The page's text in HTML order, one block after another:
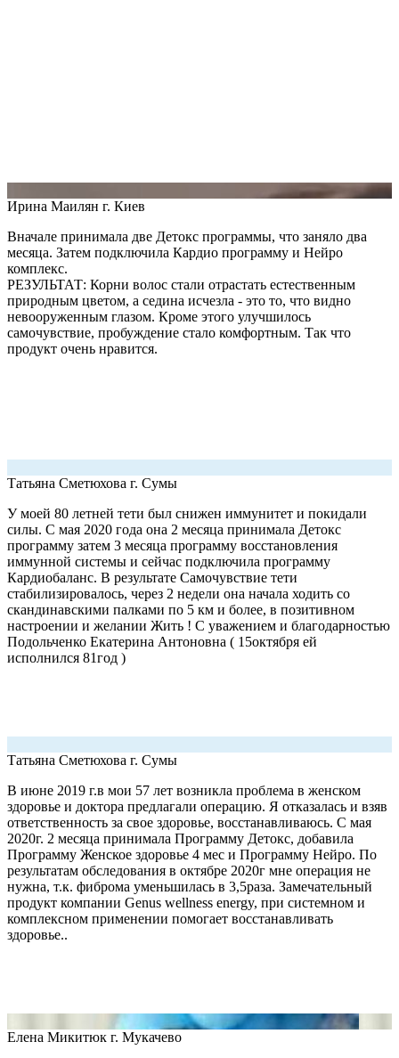
Ирина Маилян г. Киев
Вначале принимала две Детокс программы, что заняло два
месяца. Затем подключила Кардио программу и Нейро
комплекс.
РЕЗУЛЬТАТ: Корни волос стали отрастать естественным
природным цветом, а седина исчезла - это то, что видно
невооруженным глазом. Кроме этого улучшилось
самочувствие, пробуждение стало комфортным. Так что
продукт очень нравится.
Татьяна Сметюхова г. Сумы
У моей 80 летней тети был снижен иммунитет и покидали
силы. С мая 2020 года она 2 месяца принимала Детокс
программу затем 3 месяца программу восстановления
иммунной системы и сейчас подключила программу
Кардиобаланс. В результате Самочувствие тети
стабилизировалось, через 2 недели она начала ходить со
скандинавскими палками по 5 км и более, в позитивном
настроении и желании Жить ! С уважением и благодарностью
Подольченко Екатерина Антоновна ( 15октября ей
исполнился 81год )
Татьяна Сметюхова г. Сумы
В июне 2019 г.в мои 57 лет возникла проблема в женском
здоровье и доктора предлагали операцию. Я отказалась и взяв
ответственность за свое здоровье, восстанавливаюсь. С мая
2020г. 2 месяца принимала Программу Детокс, добавила
Программу Женское здоровье 4 мес и Программу Нейро. По
результатам обследования в октябре 2020г мне операция не
нужна, т.к. фиброма уменьшилась в 3,5раза. Замечательный
продукт компании Genus wellness energy, при системном и
комплексном применении помогает восстанавливать
здоровье..
Елена Микитюк г. Мукачево